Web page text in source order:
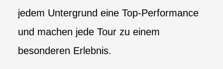
jedem Untergrund eine Top-Performance
und machen jede Tour zu einem
besonderen Erlebnis.